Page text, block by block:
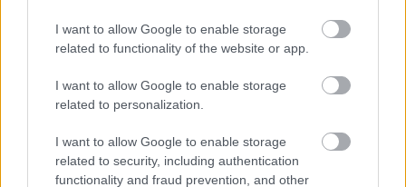
I want to allow Google to enable storage
related to functionality of the website or app.
I want to allow Google to enable storage
related to personalization.
I want to allow Google to enable storage
related to security, including authentication
functionality and fraud prevention, and other
Αυγοτάραχο
Βρώσιμα Φύλλα από Ασήμι και Σάλτσα από
Κόκκινα Φρούτα
Rib eye